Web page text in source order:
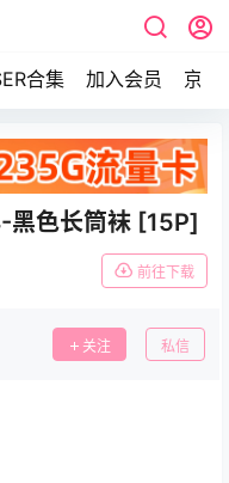
合集 加入会员 京东
色长筒袜 [15P]
前往下载
关注 私信